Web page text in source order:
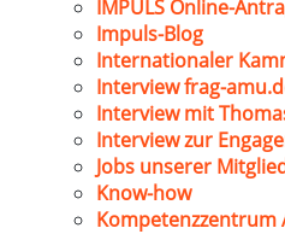
IMPULS Online-
Impuls-Blog
Internationaler
Interview frag-
Interview mit
Interview zur
Jobs unserer
Know-how
Kompetenzzentrum